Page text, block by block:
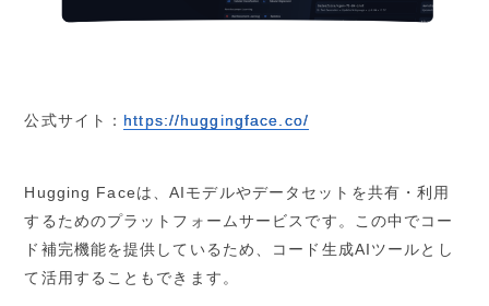
公式サイト： https://huggingface.co/
Hugging Faceは、AIモデルやデータセットを共有・利用
するためのプラットフォームサービスです。この中でコー
ド補完機能を提供しているため、コード生成AIツールとし
て活用することもできます。